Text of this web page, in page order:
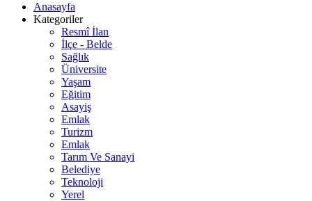
Anasayfa
Kategoriler
Resmî İlan
İlçe - Belde
Sağlık
Üniversite
Yaşam
Eğitim
Asayiş
Emlak
Turizm
Emlak
Tarım Ve Sanayi
Belediye
Teknoloji
Yerel